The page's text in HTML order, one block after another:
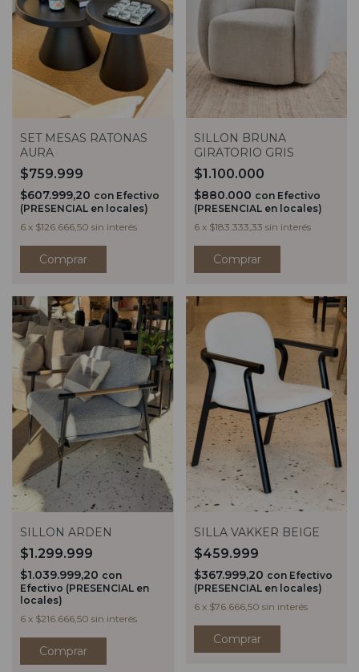
SET MESAS RATONAS
AURA
$759.999
$607.999,20 con Efectivo
(PRESENCIAL en locales)
6 x $126.666,50 sin interés
SILLON BRUNA
GIRATORIO GRIS
$1.100.000
$880.000 con Efectivo
(PRESENCIAL en locales)
6 x $183.333,33 sin interés
SILLON ARDEN
$1.299.999
$1.039.999,20 con
Efectivo (PRESENCIAL en
locales)
6 x $216.666,50 sin interés
SILLA VAKKER BEIGE
$459.999
$367.999,20 con Efectivo
(PRESENCIAL en locales)
6 x $76.666,50 sin interés